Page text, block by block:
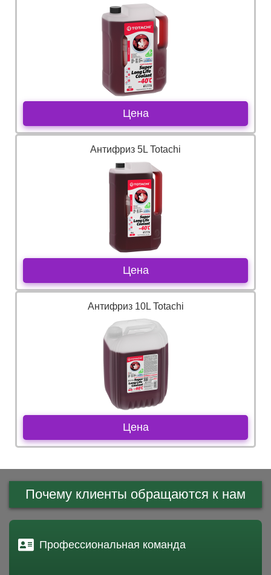
Цена
Антифриз 5L Totachi
Цена
Антифриз 10L Totachi
Цена
Почему клиенты обращаются к нам
Профессиональная команда